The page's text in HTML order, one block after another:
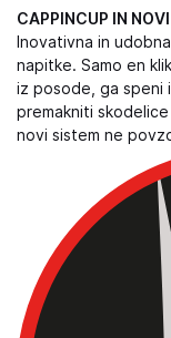
CAPPINCUP IN
Inovativna in
napitke. Samo en
iz posode, ga speni
premakniti
novi sistem ne